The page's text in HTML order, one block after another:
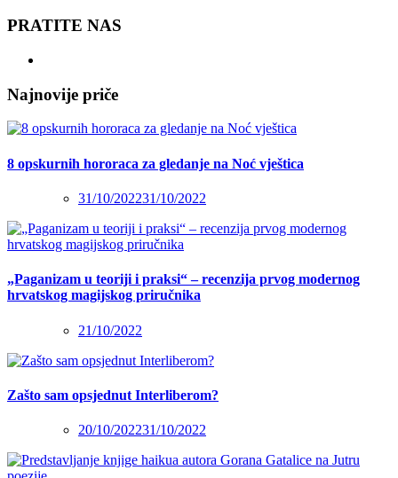
PRATITE NAS
Najnovije priče
8 opskurnih hororaca za gledanje na Noć vještica
31/10/202231/10/2022
„Paganizam u teoriji i praksi“ – recenzija prvog modernog
hrvatskog magijskog priručnika
21/10/2022
Zašto sam opsjednut Interliberom?
20/10/202231/10/2022